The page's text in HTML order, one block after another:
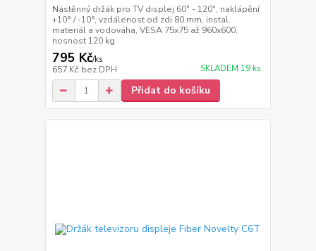
Nástěnný držák pro TV displej 60" - 120", naklápění
+10° / -10°, vzdálenost od zdi 80 mm, instal.
materiál a vodováha, VESA 75x75 až 960x600,
nosnost 120 kg
795 Kč/ks
657 Kč bez DPH SKLADEM 19 ks
Přidat do košíku